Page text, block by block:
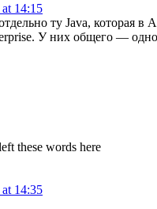
14:15
ту Java, которая в
У них общего —
these words here
14:35